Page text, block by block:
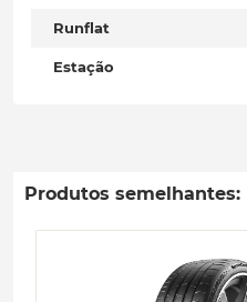
Runflat
Estação
Produtos semelhantes: